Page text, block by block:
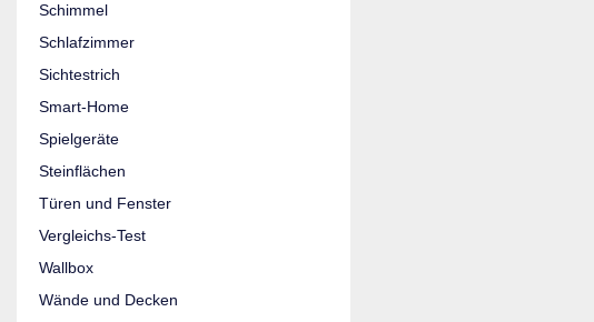
Schimmel
Schlafzimmer
Sichtestrich
Smart-Home
Spielgeräte
Steinflächen
Türen und Fenster
Vergleichs-Test
Wallbox
Wände und Decken